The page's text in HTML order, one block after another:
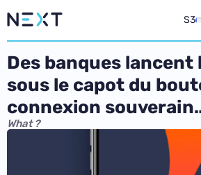
S3
Des banques lancent
sous le capot du
connexion
What ?